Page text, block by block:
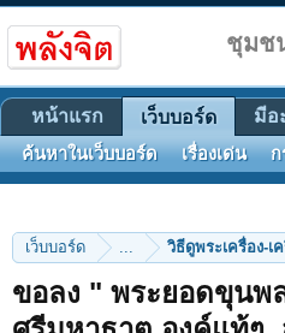
เว็บบอร์ด ... วิธีดูพระเครื่อง-เ
ขอลง " พระยอดขุนพ
ชุมช
หน้าแรก เว็บบอร์ด
ค้นหาในเว็บบอร์ด เรื่องเด่น ก
มีอ